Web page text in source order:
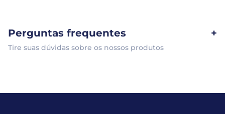
Perguntas frequentes +
Tire suas dúvidas sobre os nossos produtos